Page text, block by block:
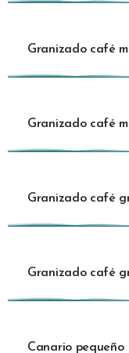
Granizado café
Granizado café
Granizado café
Granizado café
Canario pequeño